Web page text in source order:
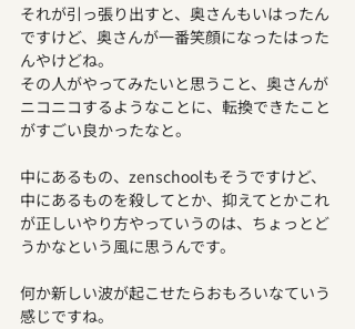
それが引っ張り出すと、奥さんもいはったん
ですけど、奥さんが一番笑顔になったはった
んやけどね。
その人がやってみたいと思うこと、奥さんが
ニコニコするようなことに、転換できたこと
がすごい良かったなと。
中にあるもの、zenschoolもそうですけど、
中にあるものを殺してとか、抑えてとかこれ
が正しいやり方やっていうのは、ちょっとど
うかなという風に思うんです。
何か新しい波が起こせたらおもろいなていう
感じですね。